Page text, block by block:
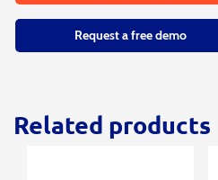
Request a free demo
Related products